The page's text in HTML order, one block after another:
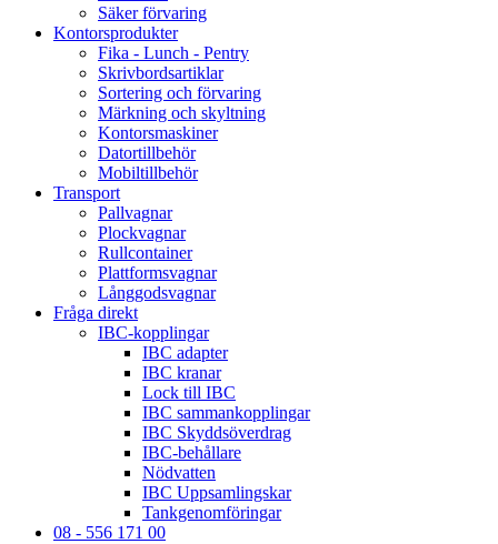
Säker förvaring
Kontorsprodukter
Fika - Lunch - Pentry
Skrivbordsartiklar
Sortering och förvaring
Märkning och skyltning
Kontorsmaskiner
Datortillbehör
Mobiltillbehör
Transport
Pallvagnar
Plockvagnar
Rullcontainer
Plattformsvagnar
Långgodsvagnar
Fråga direkt
IBC-kopplingar
IBC adapter
IBC kranar
Lock till IBC
IBC sammankopplingar
IBC Skyddsöverdrag
IBC-behållare
Nödvatten
IBC Uppsamlingskar
Tankgenomföringar
08 - 556 171 00